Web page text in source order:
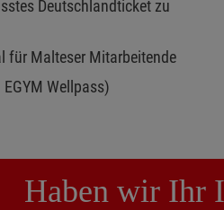
Deutschlandticket zu
für Malteser Mitarbeitende
Wellpass)
Haben wir Ihr